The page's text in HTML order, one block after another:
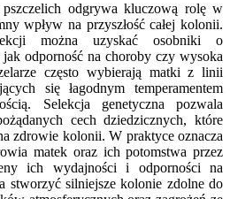
pszczelich odgrywa kluczową rolę w
wpływ na przyszłość całej kolonii.
można uzyskać osobniki o
odporność na choroby czy wysoka
często wybierają matki z linii
się łagodnym temperamentem
Selekcja genetyczna pozwala
cech dziedzicznych, które
zdrowie kolonii. W praktyce oznacza
matek oraz ich potomstwa przez
ich wydajności i odporności na
stworzyć silniejsze kolonie zdolne do